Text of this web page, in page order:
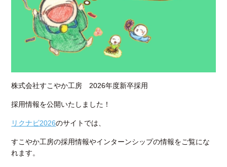
株式会社すこやか工房 2026年度新卒採用
採用情報を公開いたしました！
リクナビ2026のサイトでは、
すこやか工房の採用情報やインターンシップの情報をご覧にな
れます。